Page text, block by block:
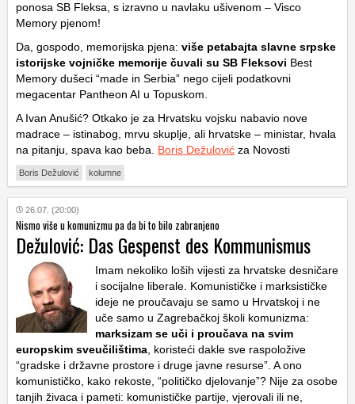
ponosa SB Fleksa, s izravno u navlaku ušivenom – Visco
Memory pjenom!
Da, gospodo, memorijska pjena: više petabajta slavne srpske
istorijske vojničke memorije čuvali su SB Fleksovi Best
Memory dušeci “made in Serbia” nego cijeli podatkovni
megacentar Pantheon AI u Topuskom.
A Ivan Anušić? Otkako je za Hrvatsku vojsku nabavio nove
madrace – istinabog, mrvu skuplje, ali hrvatske – ministar, hvala
na pitanju, spava kao beba. Boris Dežulović za Novosti
Boris Dežulović kolumne
26.07. (20:00)
Nismo više u komunizmu pa da bi to bilo zabranjeno
Dežulović: Das Gespenst des Kommunismus
Imam nekoliko loših vijesti za hrvatske desničare
i socijalne liberale. Komunističke i marksističke
ideje ne proučavaju se samo u Hrvatskoj i ne
uče samo u Zagrebačkoj školi komunizma:
marksizam se uči i proučava na svim
europskim sveučilištima , koristeći dakle sve raspoložive
“gradske i državne prostore i druge javne resurse”. A ono
komunističko, kako rekoste, “političko djelovanje”? Nije za osobe
tanjih živaca i pameti: komunističke partije, vjerovali ili ne,